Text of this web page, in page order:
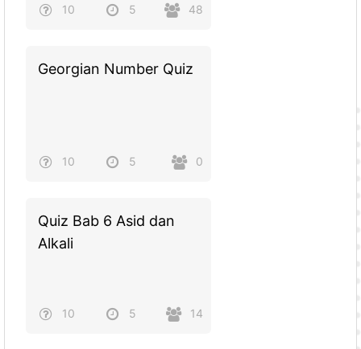
10 5 48
Georgian Number Quiz
10 5 0
Quiz Bab 6 Asid dan
Alkali
10 5 14